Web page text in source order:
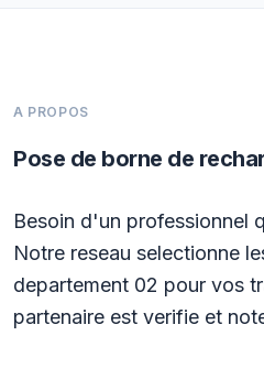
A PROPOS
Pose de borne de
Besoin d'un professionnel
Notre reseau selectionne
departement 02 pour vos
partenaire est verifie et